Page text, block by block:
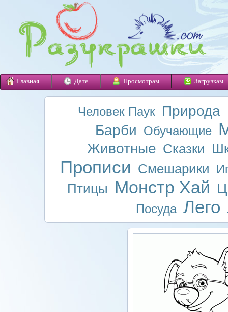
Главная Дате Просмотрам Загрузкам
Человек Паук Природа
Барби Обучающие
Животные Сказки
Прописи Смешарики
Птицы Монстр Хай
Посуда Лего